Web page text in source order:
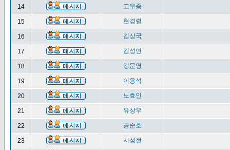
14 고우종
15 현경렬
16 김상국
17 김성연
18 강문영
19 이용석
20 노효인
21 유상우
22 공순호
23 서성현